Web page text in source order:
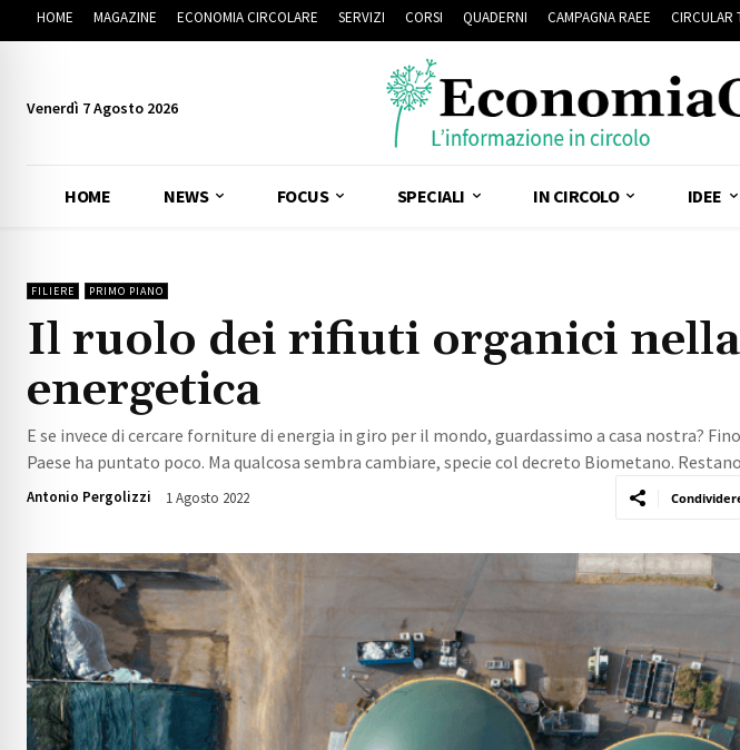
HOME MAGAZINE ECONOMIA CIRCOLARE SERVIZI CORSI QUADERNI CAMPAGNA RAEE CIRCULAR
Venerdì 7 Agosto 2026
HOME NEWS FOCUS SPECIALI IN CIRCOLO IDEE
FILIERE PRIMO PIANO
Il ruolo dei rifiuti organici
energetica
E se invece di cercare forniture di energia in giro per il mondo, guardassimo a casa nostra?
Paese ha puntato poco. Ma qualcosa sembra cambiare, specie col decreto Biometano.
Antonio Pergolizzi 1 Agosto 2022